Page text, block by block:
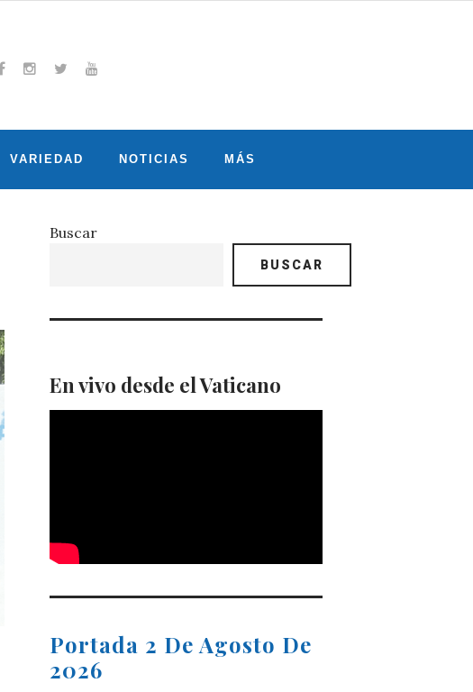
VARIEDAD NOTICIAS MÁS
Buscar
BUSCAR
En vivo desde el Vaticano
Portada 2 De Agosto De
2026